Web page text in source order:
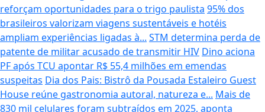
reforçam oportunidades para o trigo paulista 95% dos
brasileiros valorizam viagens sustentáveis e hotéis
ampliam experiências ligadas à... STM determina perda de
patente de militar acusado de transmitir HIV Dino aciona
PF após TCU apontar R$ 55,4 milhões em emendas
suspeitas Dia dos Pais: Bistrô da Pousada Estaleiro Guest
House reúne gastronomia autoral, natureza e... Mais de
830 mil celulares foram subtraídos em 2025, aponta